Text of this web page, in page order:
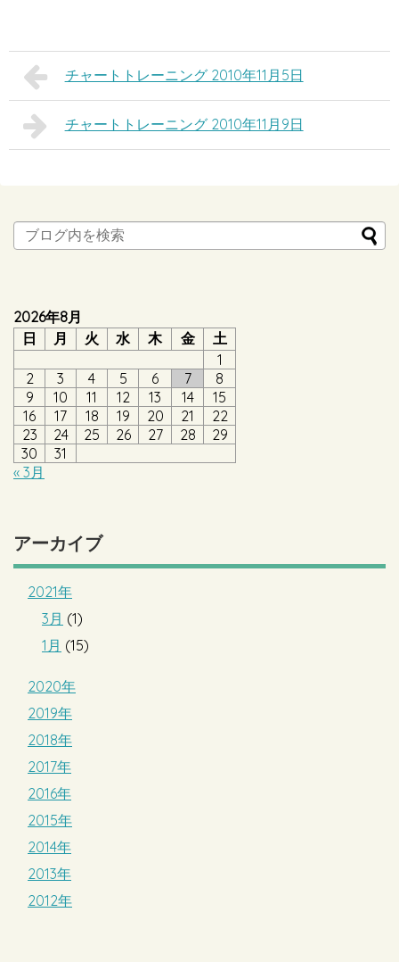
チャートトレーニング 2010年11月5日
チャートトレーニング 2010年11月9日
2026年8月
日
月 火 水 木 金
土
1
2
3 4 5 6 7
8
9
10 11 12 13 14
15
16
17 18 19 20 21
22
23
24 25 26 27 28
29
30
31
« 3月
アーカイブ
2021年
3月 (1)
1月 (15)
2020年
2019年
2018年
2017年
2016年
2015年
2014年
2013年
2012年